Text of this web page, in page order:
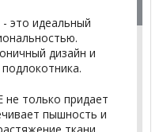
это идеальный
дизайн и
не только придает
пышность и